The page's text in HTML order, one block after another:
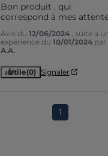
Bon produit , qui
correspond à mes
Avis du 12/06/2024
, suite à
expérience du 10/01/2024 par
A.A.
Utile(0) Signaler
1